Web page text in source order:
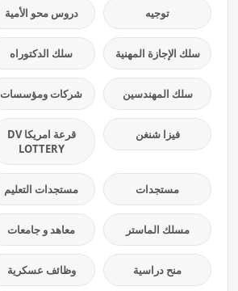
توجيه دروس محو الأمية
سلك الإجازة المهنية سلك الدكتوراه
سلك المهندسين شركات ومؤسسات
فيزا شنغن
قرعة امريكا DV
LOTTERY
مستجدات مستجدات التعليم
مسلك الماستر معاهد و جامعات
منح دراسية وظائف عسكرية